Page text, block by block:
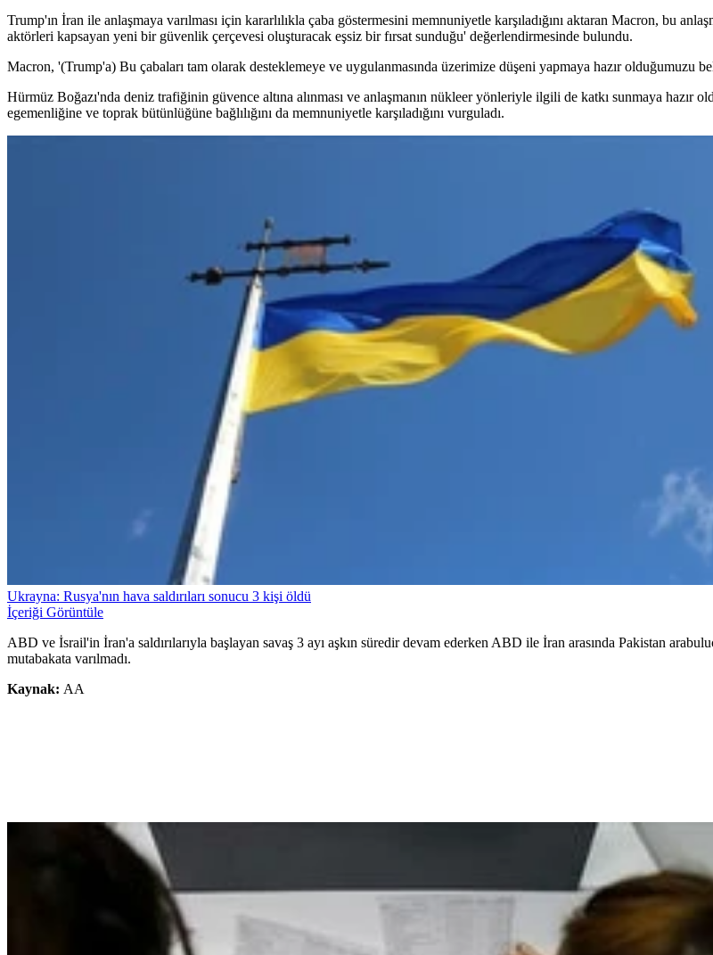
Trump'ın İran ile anlaşmaya varılması için kararlılıkla çaba göstermesini memnuniyetle karşıladığını aktaran Macron, bu
aktörleri kapsayan yeni bir güvenlik çerçevesi oluşturacak eşsiz bir fırsat sunduğu' değerlendirmesinde bulundu.
Macron, '(Trump'a) Bu çabaları tam olarak desteklemeye ve uygulanmasında üzerimize düşeni yapmaya hazır olduğumuzu
Hürmüz Boğazı'nda deniz trafiğinin güvence altına alınması ve anlaşmanın nükleer yönleriyle ilgili de katkı sunmaya hazır
egemenliğine ve toprak bütünlüğüne bağlılığını da memnuniyetle karşıladığını vurguladı.
Ukrayna: Rusya'nın hava saldırıları sonucu 3 kişi öldü
İçeriği Görüntüle
ABD ve İsrail'in İran'a saldırılarıyla başlayan savaş 3 ayı aşkın süredir devam ederken ABD ile İran arasında Pakistan
mutabakata varılmadı.
Kaynak: AA